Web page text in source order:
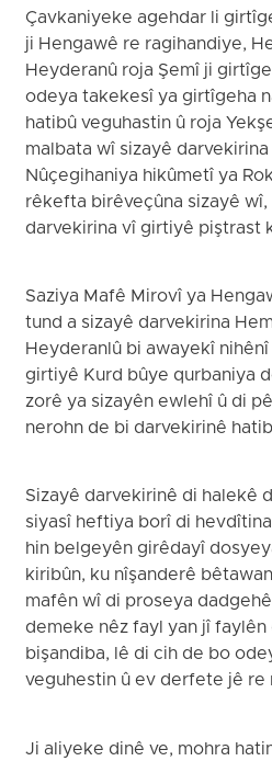
Çavkaniyeke agehdar li
ji Hengawê re ragihandiye,
Heyderanû roja Şemî ji
odeya takekesî ya girtîgeha
hatibû veguhastin û roja
malbata wî sizayê
Nûçegihaniya hikûmetî ya
rêkefta birêveçûna sizayê
darvekirina vî girtiyê piştrast
Saziya Mafê Mirovî ya
tund a sizayê darvekirina
Heyderanlû bi awayekî
girtiyê Kurd bûye qurbaniya
zorê ya sizayên ewlehî û di
nerohn de bi darvekirinê
Sizayê darvekirinê di halekê
siyasî heftiya borî di
hin belgeyên girêdayî
kiribûn, ku nîşanderê
mafên wî di proseya
demeke nêz fayl yan jî faylên
bişandiba, lê di cih de bo
veguhestin û ev derfete jê re
Ji aliyeke dinê ve, mohra